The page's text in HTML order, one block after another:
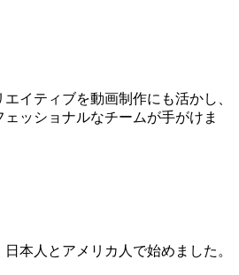
イティブを動画制作にも活かし、
ッショナルなチームが手がけま
日本人とアメリカ人で始めました。